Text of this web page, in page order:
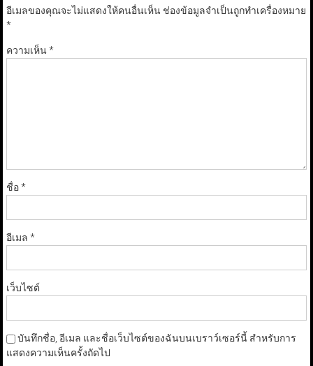
อีเมลของคุณจะไม่แสดงให้คนอื่นเห็น ช่องข้อมูลจำเป็นถูกทำเครื่องหมาย
*
ความเห็น*
ชื่อ*
อีเมล *
เว็บไซต์
บันทึกชื่อ, อีเมล และชื่อเว็บไซต์ของฉันบนเบราว์เซอร์นี้ สำหรับการ
แสดงความเห็นครั้งถัดไป